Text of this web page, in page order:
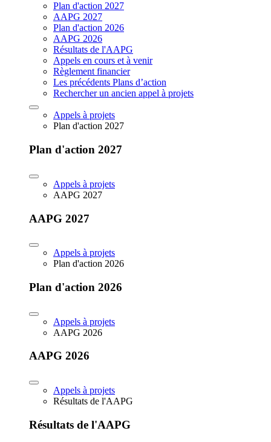
Plan d'action 2027
AAPG 2027
Plan d'action 2026
AAPG 2026
Résultats de l'AAPG
Appels en cours et à venir
Règlement financier
Les précédents Plans d’action
Rechercher un ancien appel à projets
Appels à projets
Plan d'action 2027
Plan d'action 2027
Appels à projets
AAPG 2027
AAPG 2027
Appels à projets
Plan d'action 2026
Plan d'action 2026
Appels à projets
AAPG 2026
AAPG 2026
Appels à projets
Résultats de l'AAPG
Résultats de l'AAPG